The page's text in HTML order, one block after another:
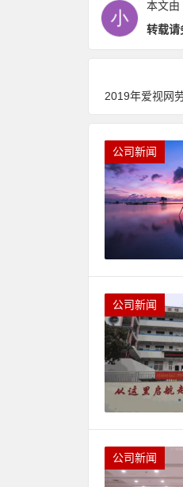
本文由
转载请
2019年爱视网劳务派
公司新闻
公司新闻
公司新闻